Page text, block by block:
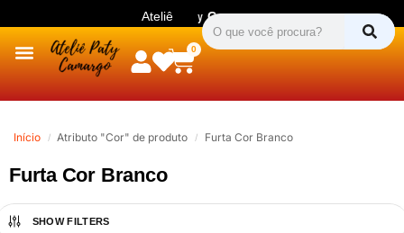
Ateliê y CamargoPaty Camargo
0
Início / Atributo "Cor" de produto / Furta Cor Branco
Furta Cor Branco
SHOW FILTERS